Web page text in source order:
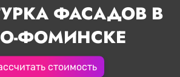
ФАСАДОВ В
ФОМИНСКЕ
стоимость